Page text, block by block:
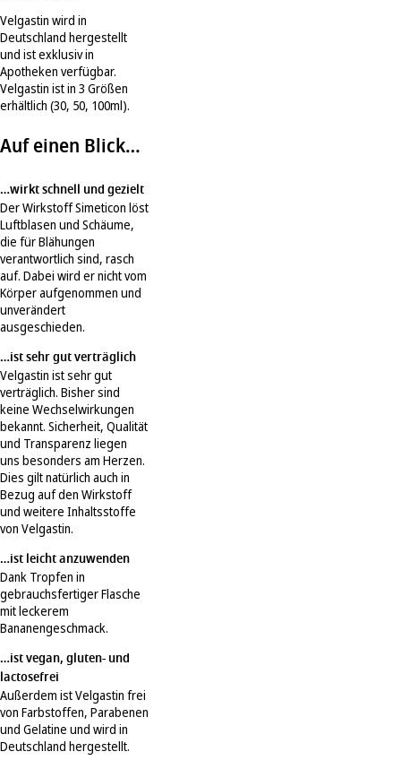
Velgastin wird in
Deutschland hergestellt
und ist exklusiv in
Apotheken verfügbar.
Velgastin ist in 3 Größen
erhältlich (30, 50, 100ml).
Auf einen Blick…
…wirkt schnell und gezielt
Der Wirkstoff Simeticon löst
Luftblasen und Schäume,
die für Blähungen
verantwortlich sind, rasch
auf. Dabei wird er nicht vom
Körper aufgenommen und
unverändert
ausgeschieden.
…ist sehr gut verträglich
Velgastin ist sehr gut
verträglich. Bisher sind
keine Wechselwirkungen
bekannt. Sicherheit, Qualität
und Transparenz liegen
uns besonders am Herzen.
Dies gilt natürlich auch in
Bezug auf den Wirkstoff
und weitere Inhaltsstoffe
von Velgastin.
…ist leicht anzuwenden
Dank Tropfen in
gebrauchsfertiger Flasche
mit leckerem
Bananengeschmack.
…ist vegan, gluten- und
lactosefrei
Außerdem ist Velgastin frei
von Farbstoffen, Parabenen
und Gelatine und wird in
Deutschland hergestellt.